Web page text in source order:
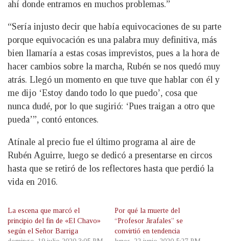
ahí donde entramos en muchos problemas.”
“Sería injusto decir que había equivocaciones de su parte
porque equivocación es una palabra muy definitiva, más
bien llamaría a estas cosas imprevistos, pues a la hora de
hacer cambios sobre la marcha, Rubén se nos quedó muy
atrás. Llegó un momento en que tuve que hablar con él y
me dijo ‘Estoy dando todo lo que puedo’, cosa que
nunca dudé, por lo que sugirió: ‘Pues traigan a otro que
pueda’”, contó entonces.
Atínale al precio fue el último programa al aire de
Rubén Aguirre, luego se dedicó a presentarse en circos
hasta que se retiró de los reflectores hasta que perdió la
vida en 2016.
La escena que marcó el
principio del fin de «El Chavo»
según el Señor Barriga
Por qué la muerte del
“Profesor Jirafales” se
convirtió en tendencia